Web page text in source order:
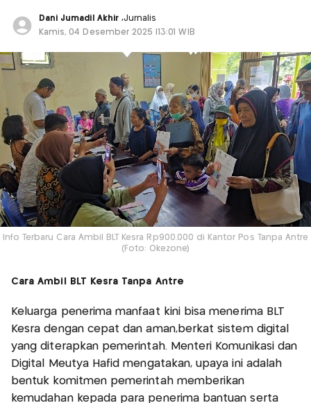
Dani Jumadil Akhir ,Jurnalis
Kamis, 04 Desember 2025 |13:01 WIB
Info Terbaru Cara Ambil BLT Kesra Rp900.000 di Kantor Pos Tanpa Antre
(Foto: Okezone)
Cara Ambil BLT Kesra Tanpa Antre
Keluarga penerima manfaat kini bisa menerima BLT
Kesra dengan cepat dan aman,berkat sistem digital
yang diterapkan pemerintah. Menteri Komunikasi dan
Digital Meutya Hafid mengatakan, upaya ini adalah
bentuk komitmen pemerintah memberikan
kemudahan kepada para penerima bantuan serta